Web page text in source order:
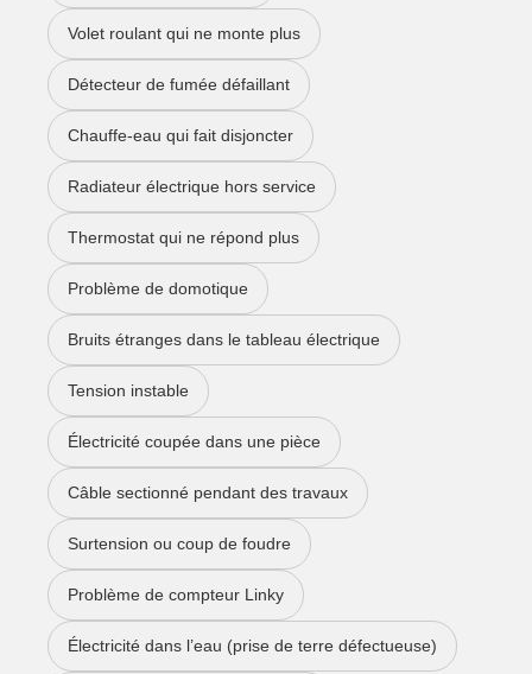
Volet roulant qui ne monte plus
Détecteur de fumée défaillant
Chauffe-eau qui fait disjoncter
Radiateur électrique hors service
Thermostat qui ne répond plus
Problème de domotique
Bruits étranges dans le tableau électrique
Tension instable
Électricité coupée dans une pièce
Câble sectionné pendant des travaux
Surtension ou coup de foudre
Problème de compteur Linky
Électricité dans l’eau (prise de terre défectueuse)